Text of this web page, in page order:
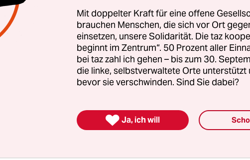
Regierungen bei der Bekämpfung der sozialen
katastrophal versagt“, kritisiert Oxfams Expertin für
Ellen Ehmke. Deshalb sei die Mehrheit der
gewesen, „um eine Pandemie zu bewältigen. Die
Mit doppelter Kraft für eine offene
brauchen Menschen, die sich vor Ort
einsetzen, unsere Solidarität. Die taz
beginnt im Zentrum“. 50 Prozent aller
bei taz zahl ich gehen – bis zum 30.
die linke, selbstverwaltete Orte unterstützt
bevor sie verschwinden. Sind Sie dabei?
 Ja, ich will